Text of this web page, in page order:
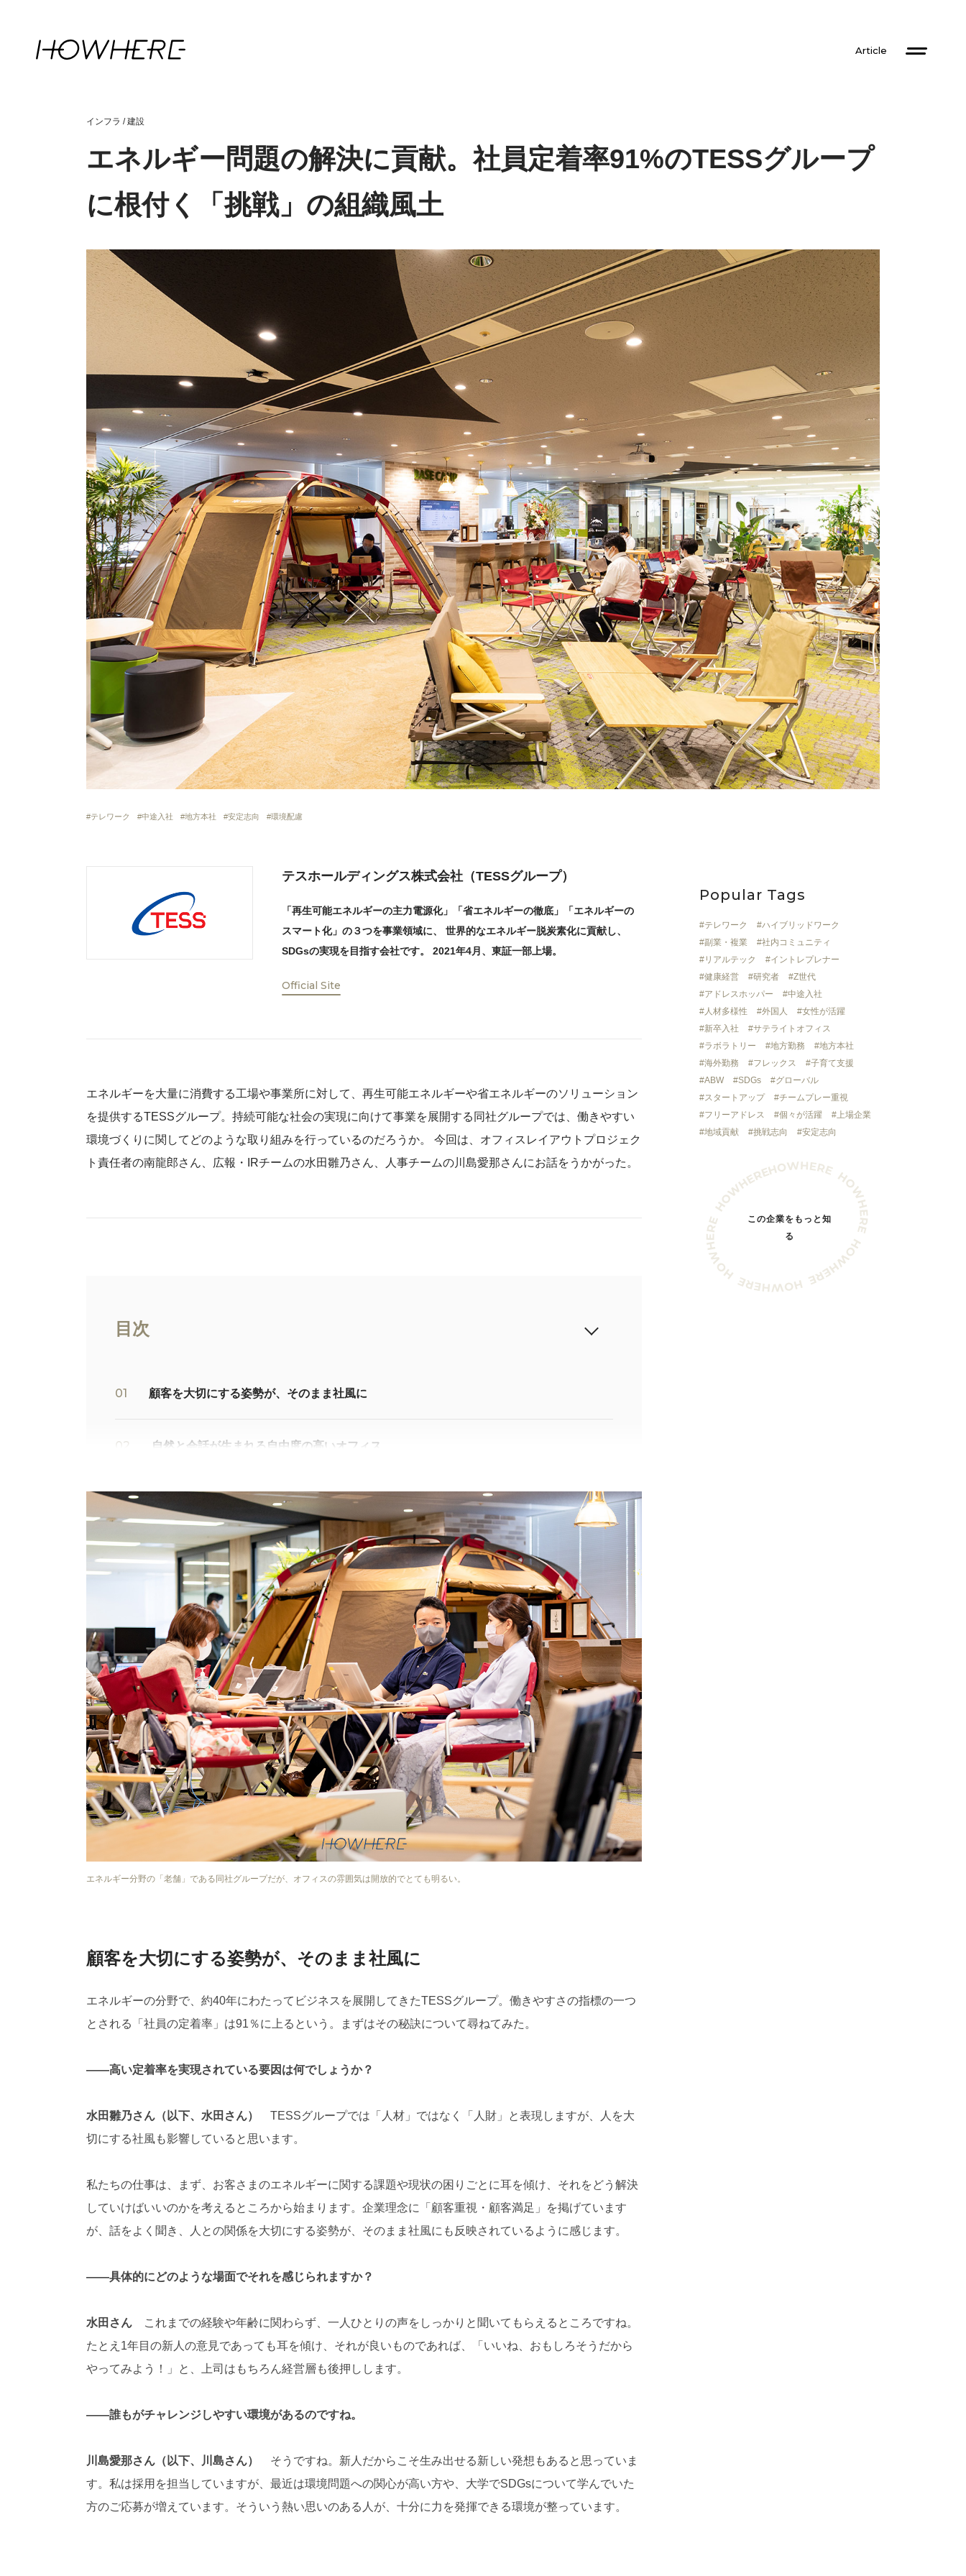
Article
インフラ /建設
エネルギー問題の解決に貢献。社員定着率91%のTESSグループ
に根付く「挑戦」の組織風土
テレワーク 中途入社 地方本社 安定志向 環境配慮
Popular Tags
テレワーク
ハイブリッドワーク
副業・複業
社内コミュニティ
リアルテック
イントレプレナー
健康経営
研究者
Z世代
アドレスホッパー
中途入社
人材多様性
外国人
女性が活躍
新卒入社
サテライトオフィス
ラボラトリー
地方勤務
地方本社
海外勤務
フレックス
子育て支援
ABW
SDGs
グローバル
スタートアップ
チームプレー重視
フリーアドレス
個々が活躍
上場企業
地域貢献
挑戦志向 安定志向
この企業をもっと知
る
テスホールディングス株式会社（TESSグループ）
「再生可能エネルギーの主力電源化」「省エネルギーの徹底」「エネルギーの
スマート化」の３つを事業領域に、 世界的なエネルギー脱炭素化に貢献し、
SDGsの実現を目指す会社です。 2021年4月、東証一部上場。
Official Site
エネルギーを大量に消費する工場や事業所に対して、再生可能エネルギーや省エネルギーのソリューション
を提供するTESSグループ。持続可能な社会の実現に向けて事業を展開する同社グループでは、働きやすい
環境づくりに関してどのような取り組みを行っているのだろうか。 今回は、オフィスレイアウトプロジェク
ト責任者の南龍郎さん、広報・IRチームの水田雛乃さん、人事チームの川島愛那さんにお話をうかがった。
目次
顧客を大切にする姿勢が、そのまま社風に
自然と会話が生まれる自由度の高いオフィス
テレワークが進むことで見えたメリットと課題
エネルギーを育み、守り、つなぐ企業を目指す
エネルギー分野の「老舗」である同社グループだが、オフィスの雰囲気は開放的でとても明るい。
顧客を大切にする姿勢が、そのまま社風に
エネルギーの分野で、約40年にわたってビジネスを展開してきたTESSグループ。働きやすさの指標の一つ
とされる「社員の定着率」は91％に上るという。まずはその秘訣について尋ねてみた。
――高い定着率を実現されている要因は何でしょうか？
水田雛乃さん（以下、水田さん）
TESSグループでは「人材」ではなく「人財」と表現しますが、人を大
切にする社風も影響していると思います。
私たちの仕事は、まず、お客さまのエネルギーに関する課題や現状の困りごとに耳を傾け、それをどう解決
していけばいいのかを考えるところから始まります。企業理念に「顧客重視・顧客満足」を掲げています
が、話をよく聞き、人との関係を大切にする姿勢が、そのまま社風にも反映されているように感じます。
――具体的にどのような場面でそれを感じられますか？
水田さん これまでの経験や年齢に関わらず、一人ひとりの声をしっかりと聞いてもらえるところですね。
たとえ1年目の新人の意見であっても耳を傾け、それが良いものであれば、「いいね、おもしろそうだから
やってみよう！」と、上司はもちろん経営層も後押しします。
――誰もがチャレンジしやすい環境があるのですね。
川島愛那さん（以下、川島さん）
そうですね。新人だからこそ生み出せる新しい発想もあると思っていま
す。私は採用を担当していますが、最近は環境問題への関心が高い方や、大学でSDGsについて学んでいた
方のご応募が増えています。そういう熱い思いのある人が、十分に力を発揮できる環境が整っています。